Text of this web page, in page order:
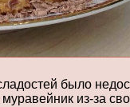
было
из-за